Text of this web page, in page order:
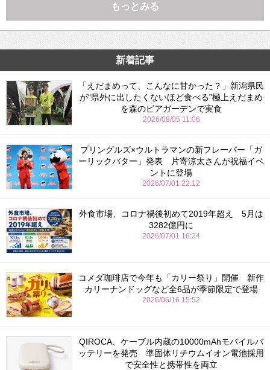
もっとみる
新着記事
「えだまめって、こんなに甘かった？」新潟県民
が“県外に出したくないほど食べる”極上えだまめ
を森のビアガーデンで実食
2026/08/05 11:06
プリングルズ×ウルトラマンの新フレーバー「ガ
ーリックバター」発表 片寄涼太さんが祝福イベ
ントに登場
2026/07/01 22:12
外食市場、コロナ禍後初めて2019年超え 5月は
3282億円に
2026/07/01 16:24
コメダ珈琲店で今年も「カリー祭り」開催 新作
カリーナンドッグなど全6品が季節限定で登場
2026/06/16 15:52
QIROCA、ケーブル内蔵の10000mAhモバイルバ
ッテリーを発売 準固体リチウムイオン電池採用
で安全性と携帯性を両立